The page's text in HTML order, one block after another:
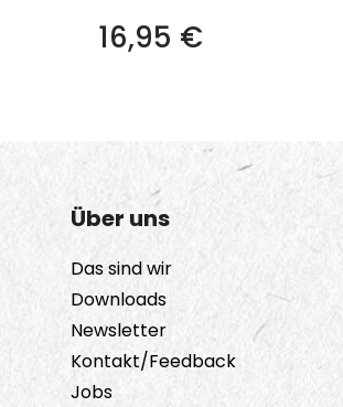
16,95 €
Über uns
Das sind wir
Downloads
Newsletter
Kontakt/Feedback
Jobs